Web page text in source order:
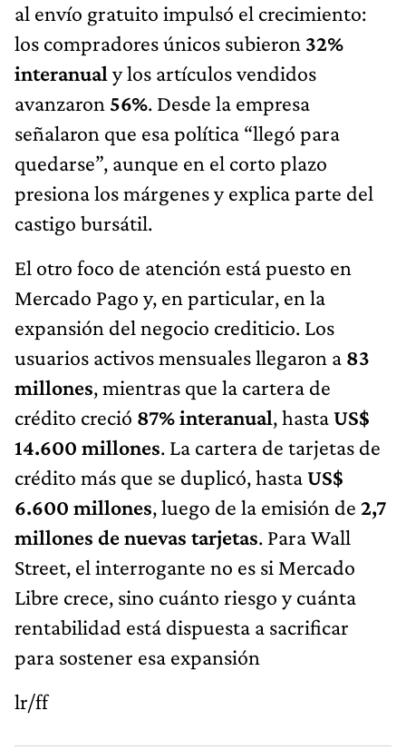
al envío gratuito impulsó el crecimiento:
los compradores únicos subieron 32%
interanual y los artículos vendidos
avanzaron 56%. Desde la empresa
señalaron que esa política “llegó para
quedarse”, aunque en el corto plazo
presiona los márgenes y explica parte del
castigo bursátil.
El otro foco de atención está puesto en
Mercado Pago y, en particular, en la
expansión del negocio crediticio. Los
usuarios activos mensuales llegaron a 83
millones, mientras que la cartera de
crédito creció 87% interanual, hastaUS$
14.600 millones. La cartera de tarjetas de
crédito más que se duplicó, hastaUS$
6.600 millones, luego de la emisión de 2,7
millones de nuevas tarjetas. Para Wall
Street, el interrogante no es si Mercado
Libre crece, sino cuánto riesgo y cuánta
rentabilidad está dispuesta a sacrificar
para sostener esa expansión
lr/ff